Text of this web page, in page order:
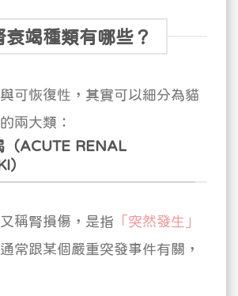
衰竭種類有哪些？
可恢復性，其實可以細分為貓
兩大類：
（ACUTE RENAL
）
又稱腎損傷，是指 「突然發生」
常跟某個嚴重突發事件有關，